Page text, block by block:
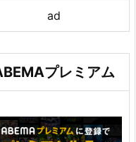
ad
プレミアム